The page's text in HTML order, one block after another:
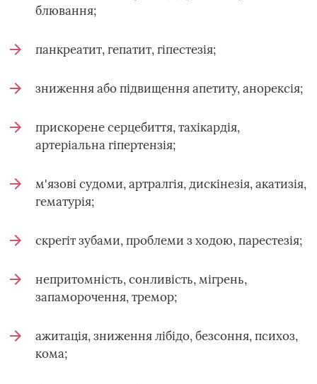
блювання;
панкреатит, гепатит, гіпестезія;
зниження або підвищення апетиту, анорексія;
прискорене серцебиття, тахікардія,
артеріальна гіпертензія;
м'язові судоми, артралгія, дискінезія, акатизія,
гематурія;
скрегіт зубами, проблеми з ходою, парестезія;
непритомність, сонливість, мігрень,
запаморочення, тремор;
ажитація, зниження лібідо, безсоння, психоз,
кома;